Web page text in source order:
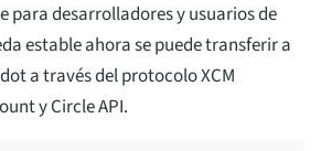
para desarrolladores y usuarios de
estable ahora se puede transferir a
a través del protocolo XCM
y Circle API.